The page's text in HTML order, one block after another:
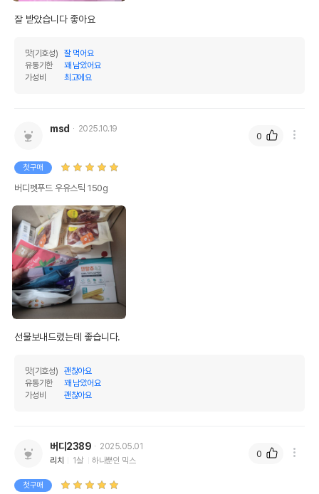
잘 받았습니다 좋아요
맛(기호성)
잘 먹어요
유통기한
꽤 남았어요
가성비
최고에요
msd 2025.10.19
첫구매
버디펫푸드 우유스틱 150g
선물보내드렸는데 좋습니다.
맛(기호성)
괜찮아요
유통기한
꽤 남았어요
가성비
괜찮아요
0
버디2389
2025.05.01
리치
1살 하나뿐인 믹스
첫구매
0